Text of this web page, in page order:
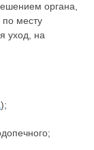
органа,
месту
уход, на
);